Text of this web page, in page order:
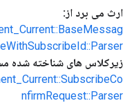
ارث می برد از:
eWithSubscribeId::Parser
زیرکلاس های شناخته شده
nfirmRequest::Parser